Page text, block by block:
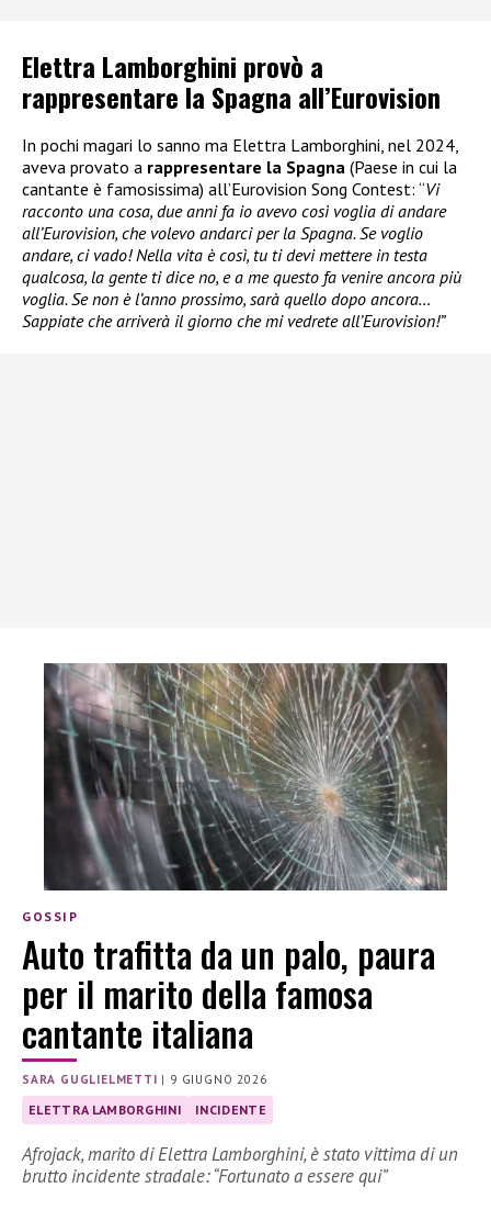
Elettra Lamborghini provò a
rappresentare la Spagna all’Eurovision
In pochi magari lo sanno ma Elettra Lamborghini, nel 2024,
aveva provato a rappresentare la Spagna (Paese in cui la
cantante è famosissima) all’Eurovision Song Contest: “Vi
racconto una cosa, due anni fa io avevo così voglia di andare
all’Eurovision, che volevo andarci per la Spagna. Se voglio
andare, ci vado! Nella vita è così, tu ti devi mettere in testa
qualcosa, la gente ti dice no, e a me questo fa venire ancora più
voglia. Se non è l’anno prossimo, sarà quello dopo ancora…
Sappiate che arriverà il giorno che mi vedrete all’Eurovision!”
GOSSIP
Auto trafitta da un palo, paura
per il marito della famosa
cantante italiana
SARA GUGLIELMETTI | 9 GIUGNO 2026
ELETTRA LAMBORGHINI INCIDENTE
Afrojack, marito di Elettra Lamborghini, è stato vittima di un
brutto incidente stradale: “Fortunato a essere qui”